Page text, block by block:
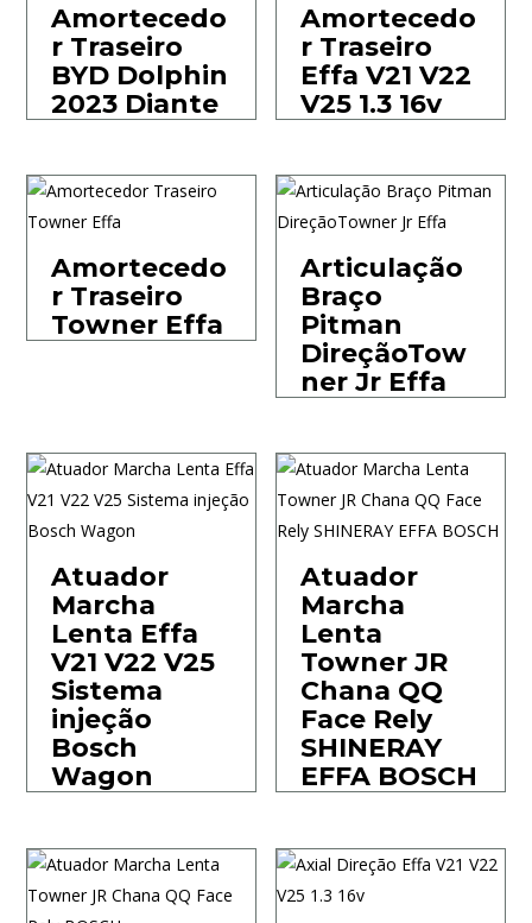
Amortecedo
r Traseiro
BYD Dolphin
2023 Diante
Amortecedo
r Traseiro
Effa V21 V22
V25 1.3 16v
Amortecedo
r Traseiro
Towner Effa
Articulação
Braço
Pitman
DireçãoTow
ner Jr Effa
Atuador
Marcha
Lenta Effa
V21 V22 V25
Sistema
injeção
Bosch
Wagon
Atuador
Marcha
Lenta
Towner JR
Chana QQ
Face Rely
SHINERAY
EFFA BOSCH